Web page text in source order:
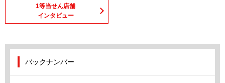
1等当せん店舗
インタビュー
バックナンバー